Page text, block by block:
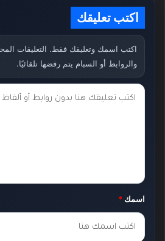
اكتب تعليقك
اكتب اسمك وتعليقك فقط. التعليقات
والروابط أو السبام يتم رفضها تلقائيًا.
ت
ك
*
اسمك *